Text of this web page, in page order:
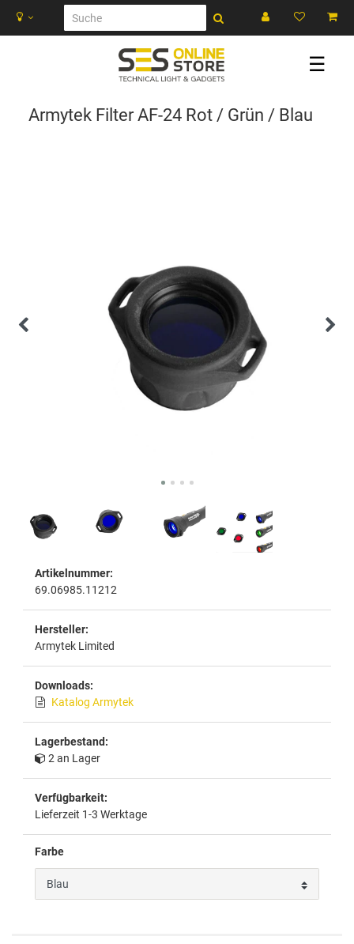
☰
Armytek Filter AF-24 Rot / Grün / Blau
Artikelnummer:
69.06985.11212
Hersteller:
Armytek Limited
Downloads:
Katalog Armytek
Lagerbestand:
2 an Lager
Verfügbarkeit:
Lieferzeit 1-3 Werktage
Farbe